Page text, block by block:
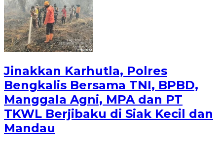
Jinakkan Karhutla, Polres
Bengkalis Bersama TNI, BPBD,
Manggala Agni, MPA dan PT
TKWL Berjibaku di Siak Kecil dan
Mandau